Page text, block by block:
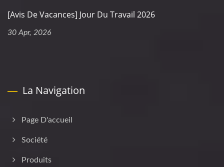
[Avis De Vacances] Jour Du Travail 2026
30 Apr, 2026
La Navigation
Page D'accueil
Société
Produits